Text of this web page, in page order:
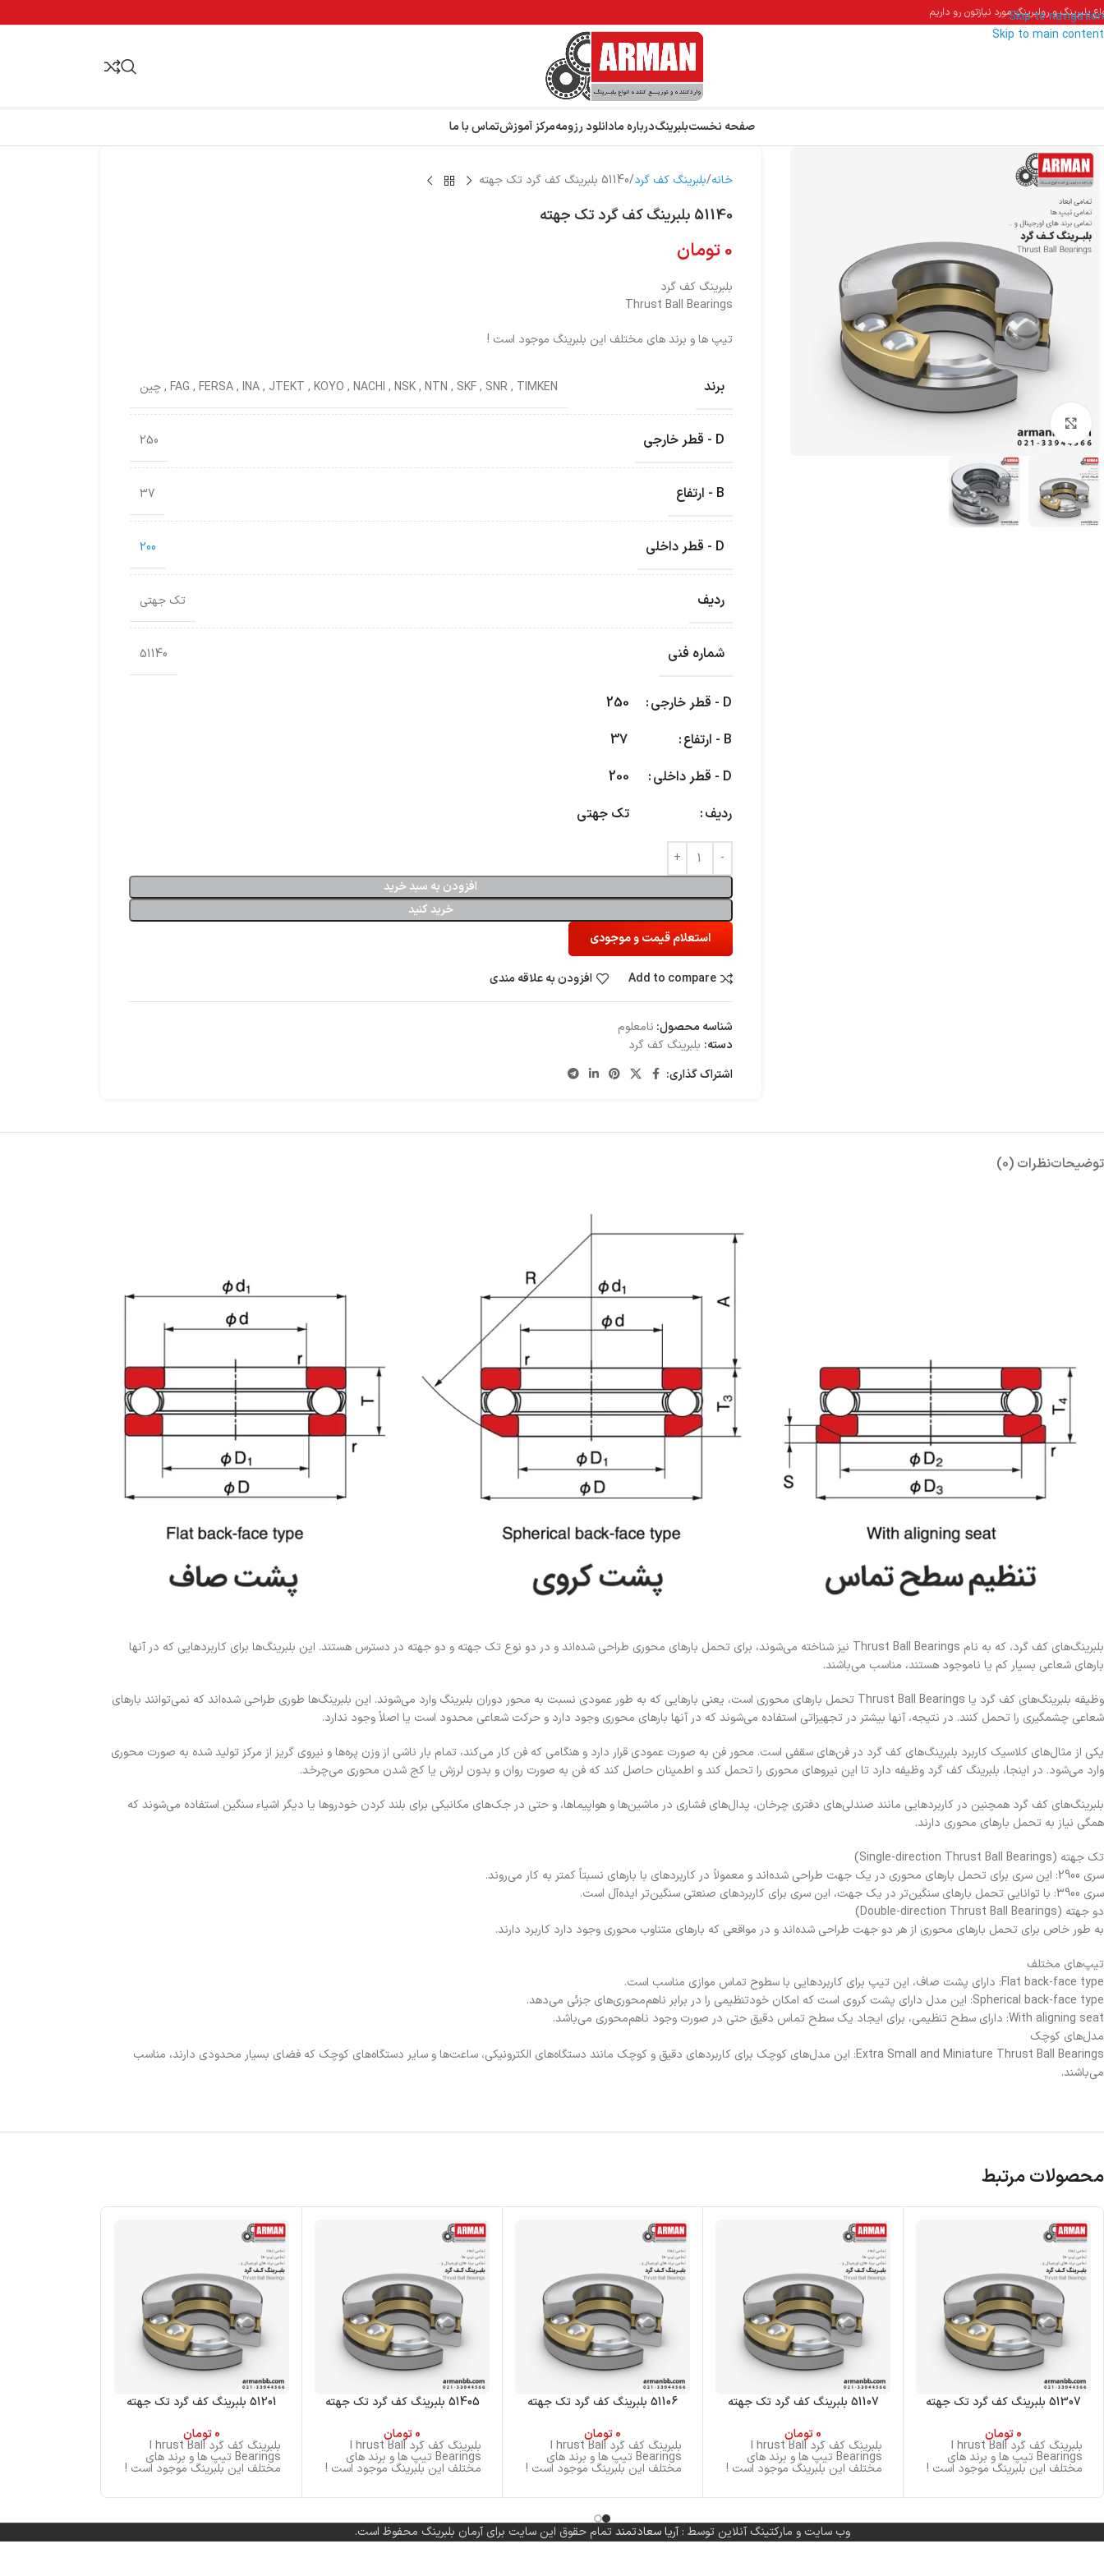
Skip to navigation
Skip to main content
بلبرینگ و رولبرینگ مورد نیازتون رو داریم
صفحه نخستبلبرینگدرباره مادانلود رزومهمرکز آموزشتماس با ما
بزرگنمایی تصویر
خانه بلبرینگ کف گرد 51140 بلبرینگ کف گرد تک جهته
51140 بلبرینگ کف گرد تک جهته
0تومان
بلبرینگ کف گرد
Thrust Ball Bearings
تیپ ها و برند های مختلف این بلبرینگ موجود است !
برند FAG , FERSA , INA , JTEKT , KOYO , NACHI , NSK , NTN , SKF , SNR , TIMKEN
,چین
D - قطر خارجی 250
B - ارتفاع 37
D - قطر داخلی 200
ردیف تک جهتی
شماره فنی 51140
D - قطر خارجی
250
B - ارتفاع
37
D - قطر داخلی
200
ردیف
تک جهتی
افزودن به سبد خرید
خرید کنید
استعلام قیمت و موجودی
Add to compare افزودن به علاقه مندی
شناسه محصول: نامعلوم
دسته: بلبرینگ کف گرد
اشتراک گذاری:
توضیحاتنظرات (0)
بلبرینگ‌های کف گرد، که به نام Thrust Ball Bearings نیز شناخته می‌شوند، برای تحمل بارهای محوری طراحی شده‌اند و در دو نوع تک جهته و دو جهته در دسترس هستند. این بلبرینگ‌ها برای کاربردهایی که در آنها
بارهای شعاعی بسیار کم یا ناموجود هستند، مناسب می‌باشند.
وظیفه بلبرینگ‌های کف گرد یا Thrust Ball Bearings تحمل بارهای محوری است، یعنی بارهایی که به طور عمودی نسبت به محور دوران بلبرینگ وارد می‌شوند. این بلبرینگ‌ها طوری طراحی شده‌اند که نمی‌توانند بارهای
شعاعی چشمگیری را تحمل کنند. در نتیجه، آنها بیشتر در تجهیزاتی استفاده می‌شوند که در آنها بارهای محوری وجود دارد و حرکت شعاعی محدود است یا اصلاً وجود ندارد.
یکی از مثال‌های کلاسیک کاربرد بلبرینگ‌های کف گرد در فن‌های سقفی است. محور فن به صورت عمودی قرار دارد و هنگامی که فن کار می‌کند، تمام بار ناشی از وزن پره‌ها و نیروی گریز از مرکز تولید شده به صورت محوری
وارد می‌شود. در اینجا، بلبرینگ کف گرد وظیفه دارد تا این نیروهای محوری را تحمل کند و اطمینان حاصل کند که فن به صورت روان و بدون لرزش یا کج شدن محوری می‌چرخد.
بلبرینگ‌های کف گرد همچنین در کاربردهایی مانند صندلی‌های دفتری چرخان، پدال‌های فشاری در ماشین‌ها و هواپیماها، و حتی در جک‌های مکانیکی برای بلند کردن خودروها یا دیگر اشیاء سنگین استفاده می‌شوند که
همگی نیاز به تحمل بارهای محوری دارند.
تک جهته (Single-direction Thrust Ball Bearings)
سری 2900: این سری برای تحمل بارهای محوری در یک جهت طراحی شده‌اند و معمولاً در کاربردهای با بارهای نسبتاً کمتر به کار می‌روند.
سری 3900: با توانایی تحمل بارهای سنگین‌تر در یک جهت، این سری برای کاربردهای صنعتی سنگین‌تر ایده‌آل است.
دو جهته (Double-direction Thrust Ball Bearings)
به طور خاص برای تحمل بارهای محوری از هر دو جهت طراحی شده‌اند و در مواقعی که بارهای متناوب محوری وجود دارد کاربرد دارند.
تیپ‌های مختلف
Flat back-face type: دارای پشت صاف، این تیپ برای کاربردهایی با سطوح تماس موازی مناسب است.
Spherical back-face type: این مدل دارای پشت کروی است که امکان خودتنظیمی را در برابر ناهم‌محوری‌های جزئی می‌دهد.
With aligning seat: دارای سطح تنظیمی، برای ایجاد یک سطح تماس دقیق حتی در صورت وجود ناهم‌محوری می‌باشد.
مدل‌های کوچک
Extra Small and Miniature Thrust Ball Bearings: این مدل‌های کوچک برای کاربردهای دقیق و کوچک مانند دستگاه‌های الکترونیکی، ساعت‌ها و سایر دستگاه‌های کوچک که فضای بسیار محدودی دارند، مناسب
می‌باشند.
محصولات مرتبط
51307 بلبرینگ کف گرد تک جهته
0تومان
بلبرینگ کف گرد Thrust Ball
Bearings تیپ ها و برند های
مختلف این بلبرینگ موجود است !
51107 بلبرینگ کف گرد تک جهته
0تومان
بلبرینگ کف گرد Thrust Ball
Bearings تیپ ها و برند های
مختلف این بلبرینگ موجود است !
51106 بلبرینگ کف گرد تک جهته
0تومان
بلبرینگ کف گرد Thrust Ball
Bearings تیپ ها و برند های
مختلف این بلبرینگ موجود است !
51405 بلبرینگ کف گرد تک جهته
0تومان
بلبرینگ کف گرد Thrust Ball
Bearings تیپ ها و برند های
مختلف این بلبرینگ موجود است !
51201 بلبرینگ کف گرد تک جهته
0تومان
بلبرینگ کف گرد Thrust Ball
Bearings تیپ ها و برند های
مختلف این بلبرینگ موجود است !
وب سایت و مارکتینگ آنلاین توسط :آریا سعادتمندتمام حقوق این سایت برای آرمان بلبرینگ محفوظ است.